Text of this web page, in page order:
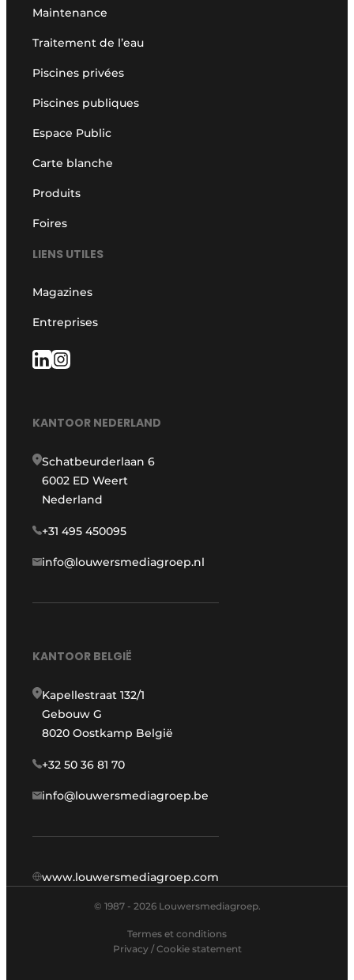
Maintenance
Traitement de l’eau
Piscines privées
Piscines publiques
Espace Public
Carte blanche
Produits
Foires
LIENS UTILES
Magazines
Entreprises
KANTOOR NEDERLAND
Schatbeurderlaan 6
6002 ED Weert
Nederland
+31 495 450095
info@louwersmediagroep.nl
KANTOOR BELGIË
Kapellestraat 132/1
Gebouw G
8020 Oostkamp België
+32 50 36 81 70
info@louwersmediagroep.be
www.louwersmediagroep.com
© 1987 - 2026 Louwersmediagroep.
Termes et conditions
Privacy / Cookie statement